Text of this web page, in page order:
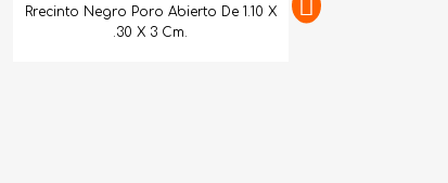
Rrecinto Negro Poro Abierto De 1.10 X
.30 X 3 Cm.